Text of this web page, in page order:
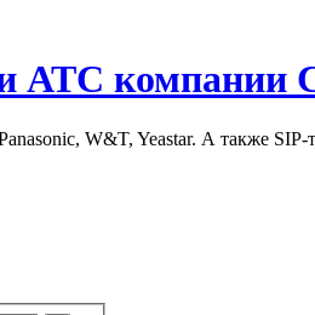
АТС компании
W&T, Yeastar. А также